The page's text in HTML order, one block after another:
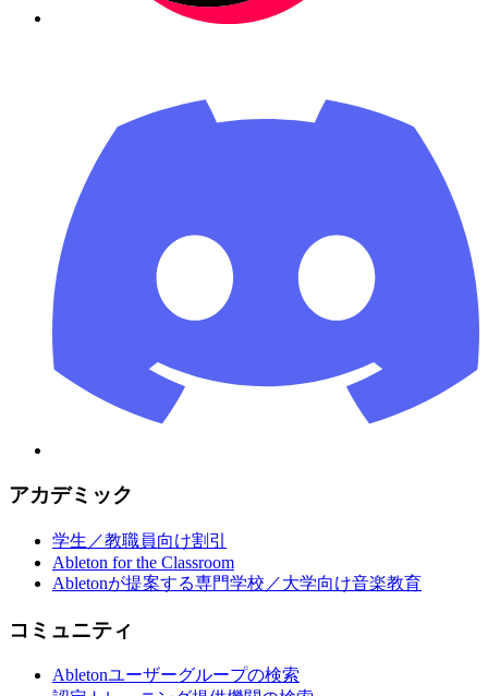
アカデミック
学生／教職員向け割引
Ableton for the Classroom
Abletonが提案する専門学校／大学向け音楽教育
コミュニティ
Abletonユーザーグループの検索